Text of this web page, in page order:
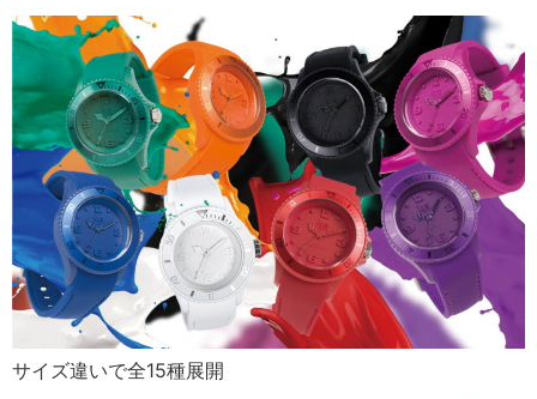
サイズ違いで全15種展開